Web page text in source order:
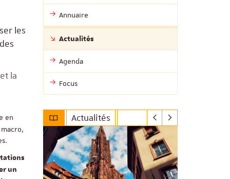
les
la
en
un
Annuaire
Actualités
Agenda
Focus
Actualités